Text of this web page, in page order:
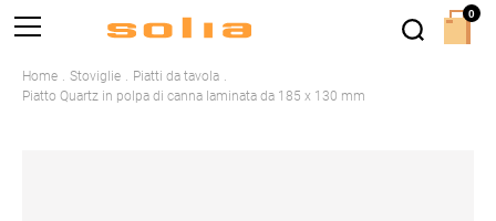
Home Stoviglie
Piatti da tavola
Piatto Quartz in polpa di canna laminata da 185 x 130 mm
0